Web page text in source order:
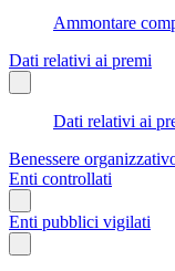
Ammontare
Dati relativi ai premi
Dati relativi ai
Benessere
Enti controllati
Enti pubblici vigilati